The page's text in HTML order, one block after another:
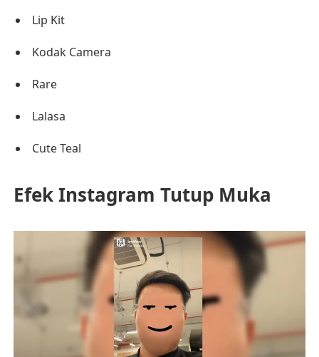
Lip Kit
Kodak Camera
Rare
Lalasa
Cute Teal
Efek Instagram Tutup Muka